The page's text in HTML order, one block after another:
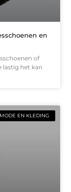
en
of
lastig het kan
MODE EN KLEDING